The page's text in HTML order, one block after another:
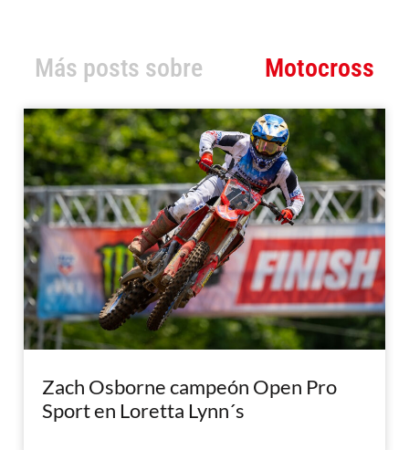
Más posts sobre Motocross
Zach Osborne campeón Open Pro
Sport en Loretta Lynn´s